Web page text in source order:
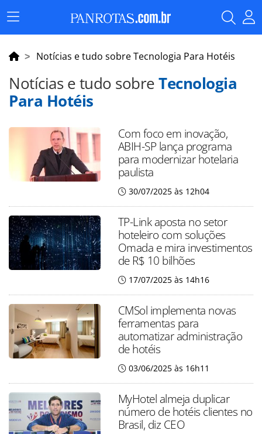
Menu
Principal
Notícias e tudo sobre Tecnologia Para Hotéis
Notícias e tudo sobreTecnologia
Para Hotéis
Com foco em inovação,
ABIH-SP lança programa
para modernizar hotelaria
paulista
30/07/2025 às 12h04
TP-Link aposta no setor
hoteleiro com soluções
Omada e mira investimentos
de R$ 10 bilhões
17/07/2025 às 14h16
CMSol implementa novas
ferramentas para
automatizar administração
de hotéis
03/06/2025 às 16h11
MyHotel almeja duplicar
número de hotéis clientes no
Brasil, diz CEO